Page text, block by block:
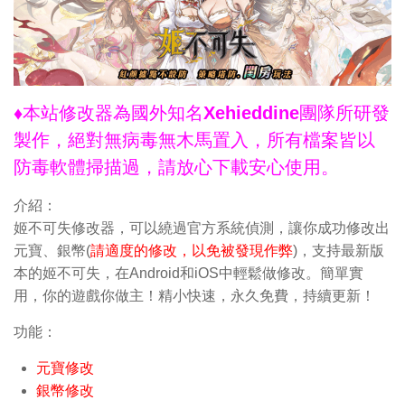
♦本站修改器為國外知名Xehieddine團隊所研發
製作，絕對無病毒無木馬置入，所有檔案皆以
防毒軟體掃描過，請放心下載安心使用。
介紹：
姬不可失修改器，可以繞過官方系統偵測，讓你成功修改出
元寶、銀幣(請適度的修改，以免被發現作弊)，支持最新版
本的姬不可失，在Android和iOS中輕鬆做修改。簡單實
用，你的遊戲你做主！精小快速，永久免費，持續更新！
功能：
元寶修改
銀幣修改